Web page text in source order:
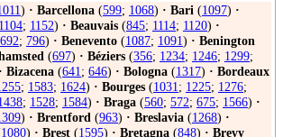
) · Barcellona (599; 1068) · Bari (1097) ·
1104; 1152) · Beauvais (845; 1114; 1120) ·
692; 796) · Benevento (1087; 1091) · Benington
(697) · Béziers (356; 1234; 1246; 1299;
· Bizacena (641; 646) · Bologna (1317) · Bordeaux
; 1583; 1624) · Bourges (1031; 1225; 1276;
; 1528; 1584) · Braga (560; 572; 675; 1566) ·
) · Brentford (963) · Breslavia (1268) ·
1080) · Brest (1595) · Bretagna (848) · Brevy